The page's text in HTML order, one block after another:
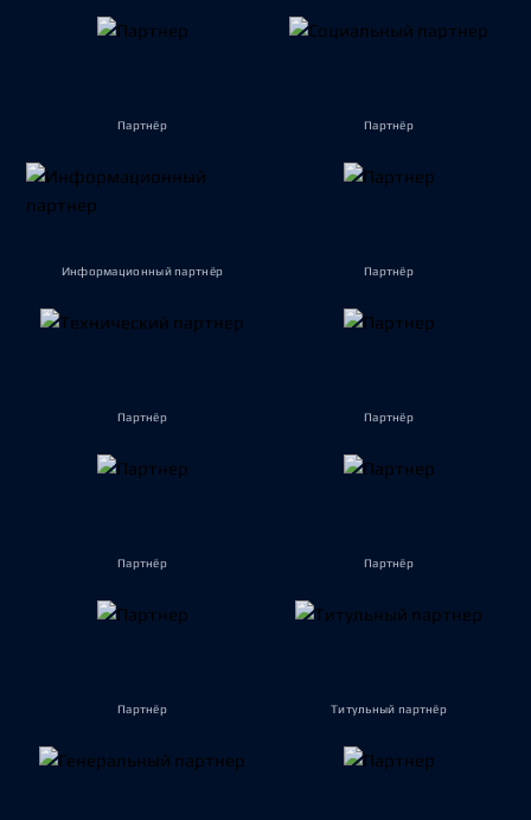
Партнёр Партнёр
Информационный партнёр Партнёр
Партнёр Партнёр
Партнёр Партнёр
Партнёр Титульный партнёр